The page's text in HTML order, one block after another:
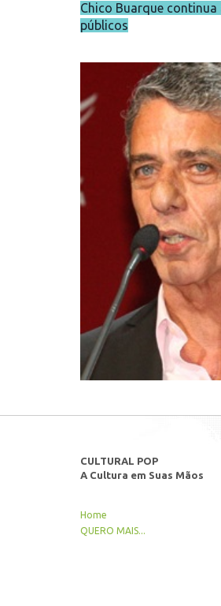
Chico Buarque
públicos
CULTURAL POP
A Cultura em Suas Mãos
Home
QUERO MAIS...